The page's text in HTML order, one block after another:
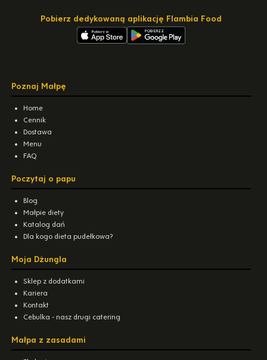
Pobierz dedykowaną aplikację Flambia Food
Poznaj Małpę
Home
Cennik
Dostawa
Menu
FAQ
Poczytaj o papu
Blog
Małpie diety
Katalog dań
Dla kogo dieta pudełkowa?
Moja Dżungla
Sklep z dodatkami
Kariera
Kontakt
Cebulka - nasz drugi catering
Małpa z zasadami